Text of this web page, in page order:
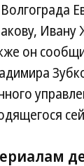
Ивану
он